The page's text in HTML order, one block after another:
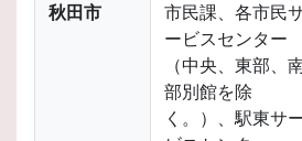
秋田市
市民課、各市民
ービスセンター
（中央、東部、
部別館を除
く。）、駅東サ